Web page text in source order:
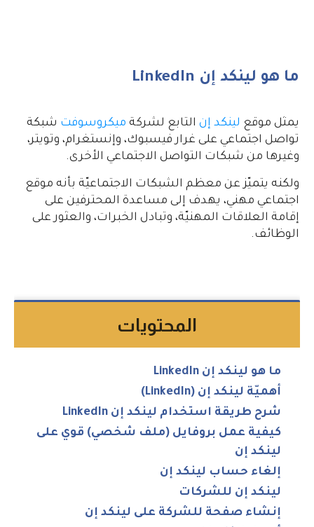
ما هو لينكد إن LinkedIn
يمثل موقع لينكد إن التابع لشركة ميكروسوفت شبكة
تواصل اجتماعي على غرار فيسبوك، وإنستغرام، وتويتر،
وغيرها من شبكات التواصل الاجتماعي الأخرى.
ولكنه يتميّز عن معظم الشبكات الاجتماعيّة بأنه موقع
اجتماعي مهني، يهدف إلى مساعدة المحترفين على
إقامة العلاقات المهنيّة، وتبادل الخبرات، والعثور على
الوظائف.
المحتويات
ما هو لينكد إن LinkedIn
أهميّة لينكد إن (LinkedIn)
شرح طريقة استخدام لينكد إن LinkedIn
كيفية عمل بروفايل (ملف شخصي) قوي على
لينكد إن
إلغاء حساب لينكد إن
لينكد إن للشركات
إنشاء صفحة للشركة على لينكد إن